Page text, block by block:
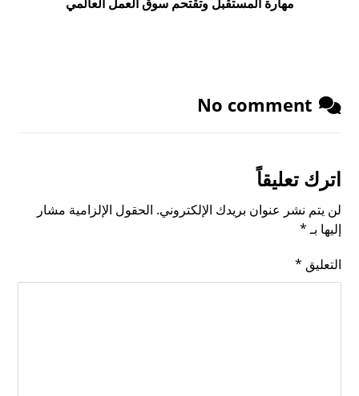
No comment
اترك تعليقاً
لن يتم نشر عنوان بريدك الإلكتروني. الحقول الإلزامية مشار
إليها بـ*
التعليق *